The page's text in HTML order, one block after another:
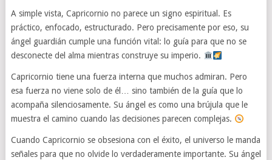
A simple vista, Capricornio no parece un signo espiritual. Es
práctico, enfocado, estructurado. Pero precisamente por eso, su
ángel guardián cumple una función vital: lo guía para que no se
desconecte del alma mientras construye su imperio.
Capricornio tiene una fuerza interna que muchos admiran. Pero
esa fuerza no viene solo de él… sino también de la guía que lo
acompaña silenciosamente. Su ángel es como una brújula que le
muestra el camino cuando las decisiones parecen complejas.
Cuando Capricornio se obsesiona con el éxito, el universo le manda
señales para que no olvide lo verdaderamente importante. Su ángel